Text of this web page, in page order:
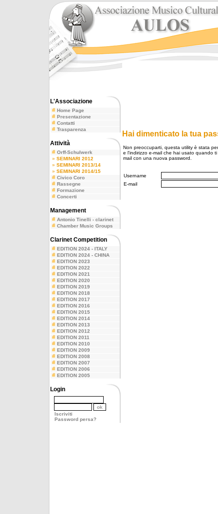
L'Associazione
Home Page
Presentazione
Contatti
Trasparenza
Attività
Orff-Schulwerk
» SEMINARI 2012
» SEMINARI 2013/14
» SEMINARI 2014/15
Civico Coro
Rassegne
Formazione
Concerti
Management
Antonio Tinelli - clarinet
Chamber Music Groups
Clarinet Competition
EDITION 2024 - ITALY
EDITION 2024 - CHINA
EDITION 2023
EDITION 2022
EDITION 2021
EDITION 2020
EDITION 2019
EDITION 2018
EDITION 2017
EDITION 2016
EDITION 2015
EDITION 2014
EDITION 2013
EDITION 2012
EDITION 2011
EDITION 2010
EDITION 2009
EDITION 2008
EDITION 2007
EDITION 2006
EDITION 2005
Login
Iscriviti
Password persa?
Hai dimenticato la tua
Non preoccuparti, questa utility è stata
e l'indirizzo e-mail che hai usato quando
mail con una nuova password.
Username
E-mail